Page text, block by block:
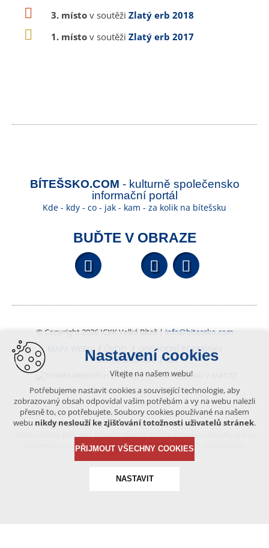
3. místo v soutěži Zlatý erb 2018
1. místo v soutěži Zlatý erb 2017
BÍTEŠSKO.COM - kulturně společensko
informační portál
Kde - kdy - co - jak - kam - za kolik na bítešsku
BUĎTE V OBRAZE
Facebook YouTube
© Copyright 2026 ICKK Velká Bíteš | info@bitessko.com
MAPA WEBU
ÚVOD
OBCHODNÍ PODMÍNKY
PORTÁL OBČANA
GIS
VYTVOŘENO V XART.CZ
Obsah tohoto portálu je chráněn autorským právem, které
vykonává vydavatel. Jakékoliv užití článků a fotografií z této podoby
písemného souhlasu vydavatele – BÍTEŠSKO.COM -ZAKÁZÁNO.
Nastavení cookies
Vítejte na našem webu!
Potřebujeme nastavit cookies a související technologie, aby
zobrazovaný obsah odpovídal vašim potřebám a vy na webu nalezli
přesně to, co potřebujete. Soubory cookies používané na našem
webu nikdy neslouží ke zjišťování totožnosti uživatelů stránek.
PŘIJMOUT VŠECHNY COOKIES
NASTAVIT